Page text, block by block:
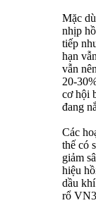
Mặc
nhịp
tiếp
hạn
vẫn
20-
cơ hội
đang
Các
thế có
giảm
hiệu
dầu
rổ